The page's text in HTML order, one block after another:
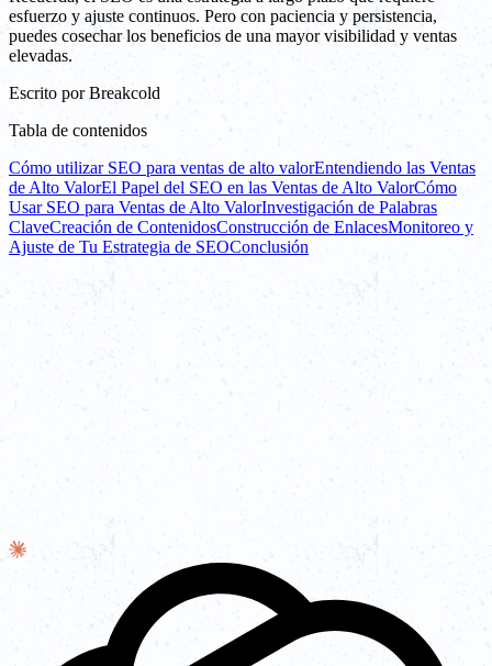
esfuerzo y ajuste continuos. Pero con paciencia y persistencia,
puedes cosechar los beneficios de una mayor visibilidad y ventas
elevadas.
Escrito por Breakcold
Tabla de contenidos
Cómo utilizar SEO para ventas de alto valorEntendiendo las Ventas
de Alto ValorEl Papel del SEO en las Ventas de Alto ValorCómo
Usar SEO para Ventas de Alto ValorInvestigación de Palabras
ClaveCreación de ContenidosConstrucción de EnlacesMonitoreo y
Ajuste de Tu Estrategia de SEOConclusión